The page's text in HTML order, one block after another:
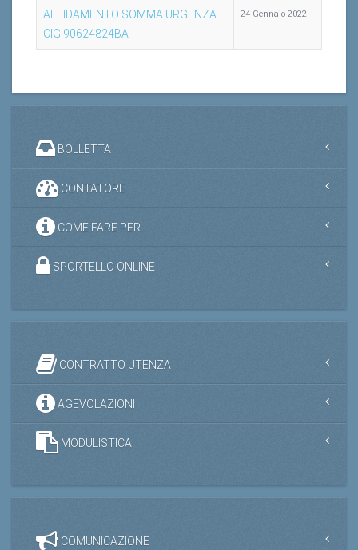
AFFIDAMENTO SOMMA URGENZA
CIG 90624824BA
24 Gennaio 2022
BOLLETTA
CONTATORE
COME FARE PER...
SPORTELLO ONLINE
CONTRATTO UTENZA
AGEVOLAZIONI
MODULISTICA
COMUNICAZIONE